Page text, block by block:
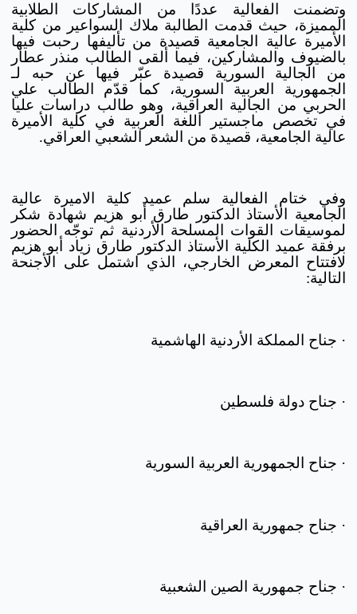
وتضمنت الفعالية عددًا من المشاركات الطلابية
المميزة، حيث قدمت الطالبة ملاك السواعير من كلية
الأميرة عالية الجامعية قصيدة من تأليفها رحبت فيها
بالضيوف والمشاركين، فيما ألقى الطالب منذر عطار
من الجالية السورية قصيدة عبّر فيها عن حبه لـ
الجمهورية العربية السورية، كما قدّم الطالب علي
الحربي من الجالية العراقية، وهو طالب دراسات عليا
في تخصص ماجستير اللغة العربية في كلية الأميرة
عالية الجامعية، قصيدة من الشعر الشعبي العراقي.
وفي ختام الفعالية سلم عميد كلية الاميرة عالية
الجامعية الأستاذ الدكتور طارق أبو هزيم شهادة شكر
لموسيقات القوات المسلحة الأردنية ثم توجّه الحضور
برفقة عميد الكلية الأستاذ الدكتور طارق زياد أبو هزيم
لافتتاح المعرض الخارجي، الذي اشتمل على الأجنحة
التالية:
· جناح المملكة الأردنية الهاشمية
· جناح دولة فلسطين
· جناح الجمهورية العربية السورية
· جناح جمهورية العراقية
· جناح جمهورية الصين الشعبية